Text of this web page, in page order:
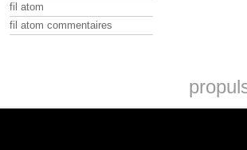
fil atom
fil atom commentaires